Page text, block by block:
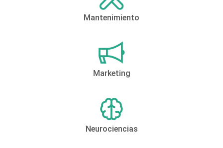
Mantenimiento
Marketing
Neurociencias